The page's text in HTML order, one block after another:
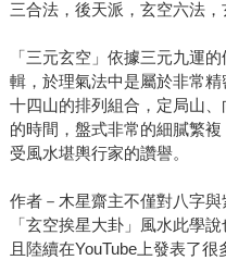
三合法，後天派，玄空六法，
「三元玄空」依據三元九運
輯，於理氣法中是屬於非常
十四山的排列組合，定局山
的時間，盤式非常的細膩繁
受風水堪輿行家的讚譽。
作者－木星齋主不僅對八字
「玄空挨星大卦」風水此學
且陸續在YouTube上發表了